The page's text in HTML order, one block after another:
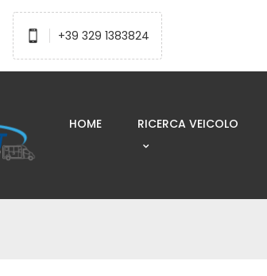
+39 329 1383824
HOME RICERCA VEICOLO